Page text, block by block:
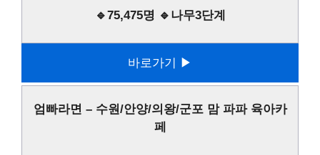
🔹75,475명 🔹나무3단계
바로가기 ▶
엄빠라면 – 수원/안양/의왕/군포 맘 파파 육아카
페